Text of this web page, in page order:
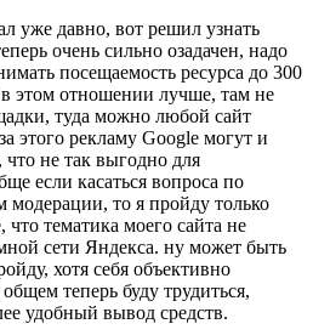
уже давно, вот решил узнать
очень сильно озадачен, надо
посещаемость ресурса до 300
этом отношении лучше, там не
туда можно любой сайт
этого рекламу Google могут и
не так выгодно для
если касаться вопроса по
то я пройду только
тематика моего сайта не
сети Яндекса. ну может быть
хотя себя объективно
теперь буду трудиться,
удобный вывод средств.